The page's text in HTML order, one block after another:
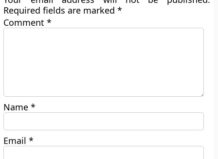
Required fields are marked*
Comment*
Name*
Email*